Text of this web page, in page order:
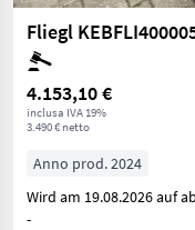
Fliegl
4.153,10 €
inclusa IVA 19%
3.490 € netto
Anno prod. 2024
Wird am 19.08.2026 auf
-